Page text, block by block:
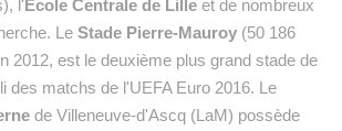
l'École Centrale de Lille et de nombreux
Le Stade Pierre-Mauroy (50 186
2012, est le deuxième plus grand stade de
des matchs de l'UEFA Euro 2016. Le
de Villeneuve-d'Ascq (LaM) possède